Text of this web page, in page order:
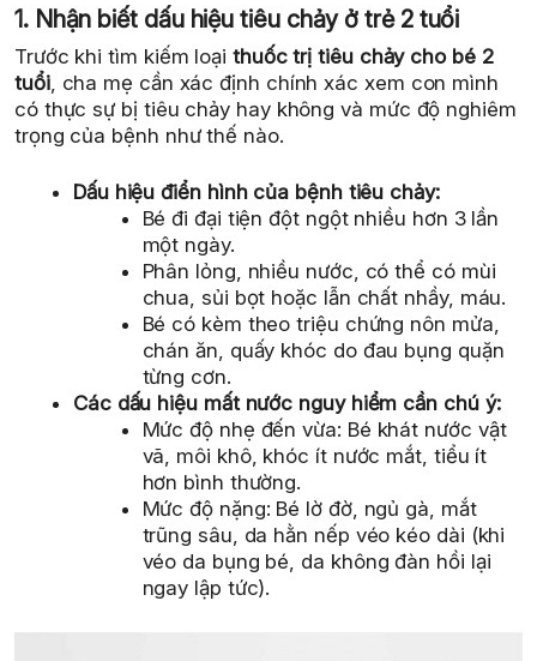
1. Nhận biết dấu hiệu tiêu chảy ở trẻ 2 tuổi
Trước khi tìm kiếm loại thuốc trị tiêu chảy cho bé 2
tuổi, cha mẹ cần xác định chính xác xem con mình
có thực sự bị tiêu chảy hay không và mức độ nghiêm
trọng của bệnh như thế nào.
Dấu hiệu điển hình của bệnh tiêu chảy:
Bé đi đại tiện đột ngột nhiều hơn 3 lần
một ngày.
Phân lỏng, nhiều nước, có thể có mùi
chua, sủi bọt hoặc lẫn chất nhầy, máu.
Bé có kèm theo triệu chứng nôn mửa,
chán ăn, quấy khóc do đau bụng quặn
từng cơn.
Các dấu hiệu mất nước nguy hiểm cần chú ý:
Mức độ nhẹ đến vừa: Bé khát nước vật
vã, môi khô, khóc ít nước mắt, tiểu ít
hơn bình thường.
Mức độ nặng: Bé lờ đờ, ngủ gà, mắt
trũng sâu, da hằn nếp véo kéo dài (khi
véo da bụng bé, da không đàn hồi lại
ngay lập tức).